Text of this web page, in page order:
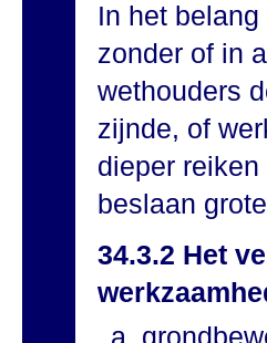
In het
zonder of in
wethouders
zijnde, of
dieper
beslaan
34.3.2 Het